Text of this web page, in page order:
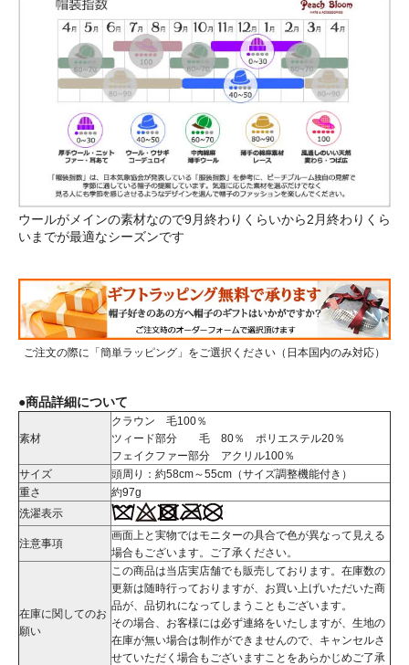
ウールがメインの素材なので9月終わりくらいから2月終わりくら
いまでが最適なシーズンです
ご注文の際に「簡単ラッピング」をご選択ください（日本国内のみ対応）
●商品詳細について
素材
クラウン 毛100％
ツィード部分 毛 80％ ポリエステル20％
フェイクファー部分 アクリル100％
サイズ
頭周り：約58cm～55cm（サイズ調整機能付き）
重さ
約97g
洗濯表示
注意事項
画面上と実物ではモニターの具合で色が異なって見える
場合もございます。ご了承ください。
在庫に関してのお
願い
この商品は当店実店舗でも販売しております。在庫数の
更新は随時行っておりますが、お買い上げいただいた商
品が、品切れになってしまうこともございます。
その場合、お客様には必ず連絡をいたしますが、生地の
在庫が無い場合は制作ができませんので、キャンセルさ
せていただく場合もございますことをあらかじめご了承